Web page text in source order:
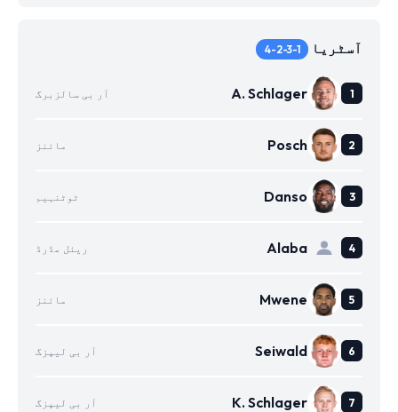
آسٹریا 4-2-3-1
A. Schlager آر بی سالزبرگ
Posch مائنز
Danso ٹوٹنہیم
Alaba ریئل مڈرڈ
Mwene مائنز
Seiwald آر بی لیپزگ
K. Schlager آر بی لیپزگ